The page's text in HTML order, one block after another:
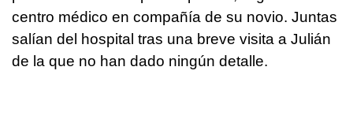
centro médico en compañía de su novio. Juntas
salían del hospital tras una breve visita a Julián
de la que no han dado ningún detalle.